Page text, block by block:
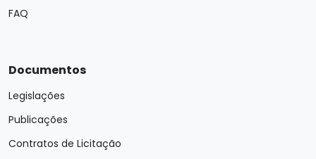
FAQ
Documentos
Legislações
Publicações
Contratos de Licitação